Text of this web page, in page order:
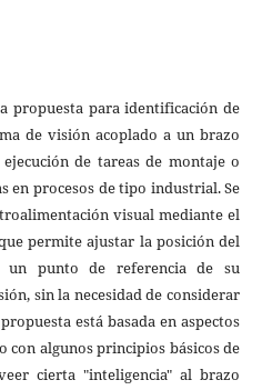
propuesta para identificación de
de visión acoplado a un brazo
de tareas de montaje o
en procesos de tipo industrial. Se
visual mediante el
permite ajustar la posición del
un punto de referencia de su
sin la necesidad de considerar
está basada en aspectos
con algunos principios básicos de
cierta "inteligencia" al brazo